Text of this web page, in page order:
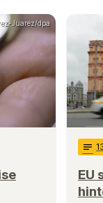
Juarez/dpa
notes
EU